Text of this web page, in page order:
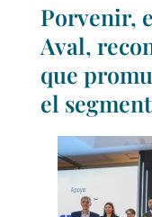
Porvenir,
Aval,
que
el